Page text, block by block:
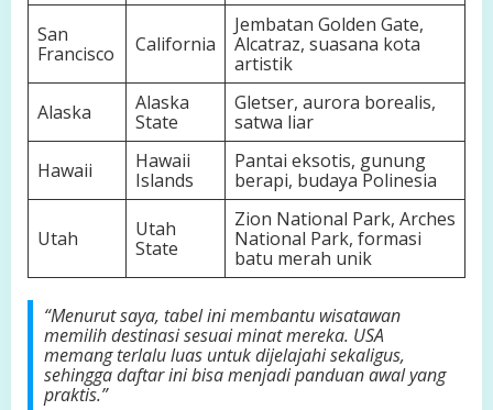
San
Francisco
California
Jembatan Golden Gate,
Alcatraz, suasana kota
artistik
Alaska
Alaska
State
Gletser, aurora borealis,
satwa liar
Hawaii
Hawaii
Islands
Pantai eksotis, gunung
berapi, budaya Polinesia
Utah
Utah
State
Zion National Park, Arches
National Park, formasi
batu merah unik
“Menurut saya, tabel ini membantu wisatawan
memilih destinasi sesuai minat mereka. USA
memang terlalu luas untuk dijelajahi sekaligus,
sehingga daftar ini bisa menjadi panduan awal yang
praktis.”